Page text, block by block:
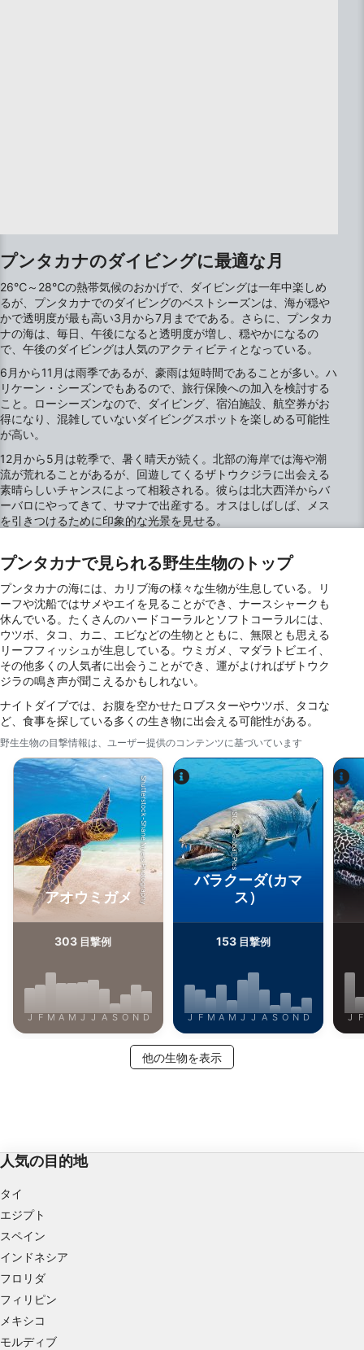
プンタカナのダイビングに最適な月
26℃～28℃の熱帯気候のおかげで、ダイビングは一年中楽しめ
るが、プンタカナでのダイビングのベストシーズンは、海が穏や
かで透明度が最も高い3月から7月までである。さらに、プンタカ
ナの海は、毎日、午後になると透明度が増し、穏やかになるの
で、午後のダイビングは人気のアクティビティとなっている。
6月から11月は雨季であるが、豪雨は短時間であることが多い。ハ
リケーン・シーズンでもあるので、旅行保険への加入を検討する
こと。ローシーズンなので、ダイビング、宿泊施設、航空券がお
得になり、混雑していないダイビングスポットを楽しめる可能性
が高い。
12月から5月は乾季で、暑く晴天が続く。北部の海岸では海や潮
流が荒れることがあるが、回遊してくるザトウクジラに出会える
素晴らしいチャンスによって相殺される。彼らは北大西洋からバ
ーバロにやってきて、サマナで出産する。オスはしばしば、メス
を引きつけるために印象的な光景を見せる。
プンタカナで見られる野生生物のトップ
プンタカナの海には、カリブ海の様々な生物が生息している。リ
ーフや沈船ではサメやエイを見ることができ、ナースシャークも
休んでいる。たくさんのハードコーラルとソフトコーラルには、
ウツボ、タコ、カニ、エビなどの生物とともに、無限とも思える
リーフフィッシュが生息している。ウミガメ、マダラトビエイ、
その他多くの人気者に出会うことができ、運がよければザトウク
ジラの鳴き声が聞こえるかもしれない。
ナイトダイブでは、お腹を空かせたロブスターやウツボ、タコな
ど、食事を探している多くの生き物に出会える可能性がある。
野生生物の目撃情報は、ユーザー提供のコンテンツに基づいています
Shutterstock-Shane Myers Photography
アオウミガメ
303 目撃例
J F M A M J J A S O N D
iStock-Global_Pics
バラクーダ(カマ
ス）
153目撃例
J F M A M J J A S O N D J F
他の生物を表示
人気の目的地
タイ
エジプト
スペイン
インドネシア
フロリダ
フィリピン
メキシコ
モルディブ